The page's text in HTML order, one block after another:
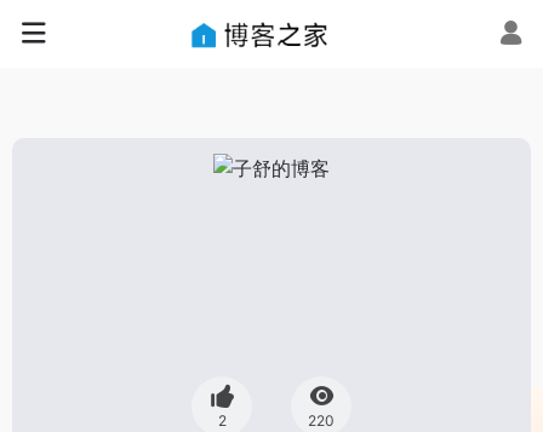
2 220